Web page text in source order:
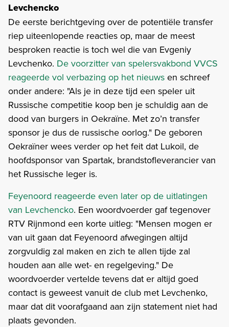
Levchencko
De eerste berichtgeving over de potentiële transfer
riep uiteenlopende reacties op, maar de meest
besproken reactie is toch wel die van Evgeniy
Levchenko. De voorzitter van spelersvakbond VVCS
reageerde vol verbazing op het nieuws en schreef
onder andere: "Als je in deze tijd een speler uit
Russische competitie koop ben je schuldig aan de
dood van burgers in Oekraïne. Met zo’n transfer
sponsor je dus de russische oorlog." De geboren
Oekraïner wees verder op het feit dat Lukoil, de
hoofdsponsor van Spartak, brandstofleverancier van
het Russische leger is.
Feyenoord reageerde even later op de uitlatingen
van Levchencko. Een woordvoerder gaf tegenover
RTV Rijnmond een korte uitleg: "Mensen mogen er
van uit gaan dat Feyenoord afwegingen altijd
zorgvuldig zal maken en zich te allen tijde zal
houden aan alle wet- en regelgeving." De
woordvoerder vertelde tevens dat er altijd goed
contact is geweest vanuit de club met Levchenko,
maar dat dit voorafgaand aan zijn statement niet had
plaats gevonden.